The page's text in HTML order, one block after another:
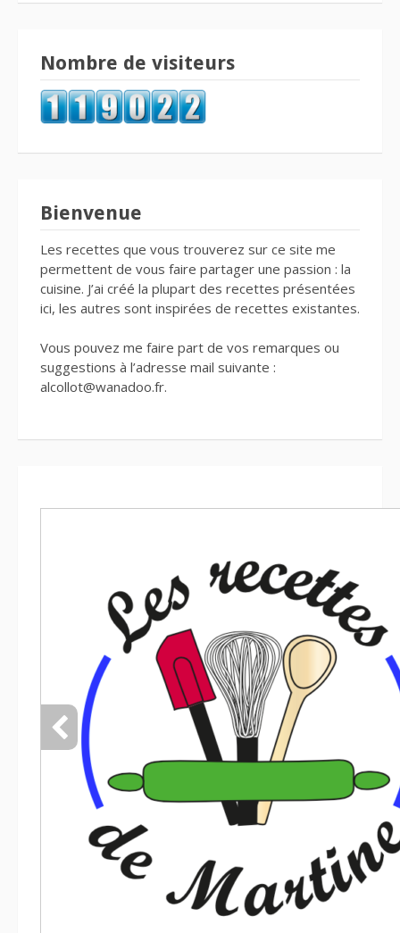
Nombre de visiteurs
Bienvenue
Les recettes que vous trouverez sur ce site me
permettent de vous faire partager une passion : la
cuisine. J’ai créé la plupart des recettes présentées
ici, les autres sont inspirées de recettes existantes.
Vous pouvez me faire part de vos remarques ou
suggestions à l’adresse mail suivante :
alcollot@wanadoo.fr.